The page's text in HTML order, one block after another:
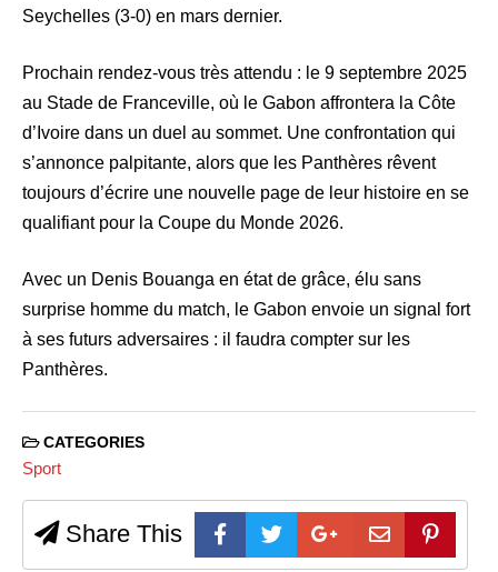
Seychelles (3-0) en mars dernier.
Prochain rendez-vous très attendu : le 9 septembre 2025
au Stade de Franceville, où le Gabon affrontera la Côte
d’Ivoire dans un duel au sommet. Une confrontation qui
s’annonce palpitante, alors que les Panthères rêvent
toujours d’écrire une nouvelle page de leur histoire en se
qualifiant pour la Coupe du Monde 2026.
Avec un Denis Bouanga en état de grâce, élu sans
surprise homme du match, le Gabon envoie un signal fort
à ses futurs adversaires : il faudra compter sur les
Panthères.
CATEGORIES
Sport
Share This